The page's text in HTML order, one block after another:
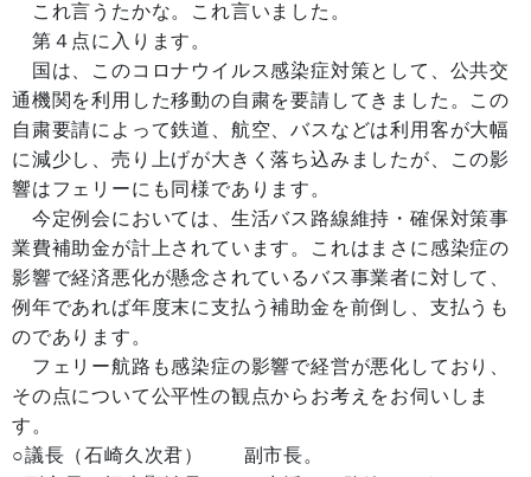
これ言うたかな。これ言いました。
第４点に入ります。
国は、このコロナウイルス感染症対策として、公共交
通機関を利用した移動の自粛を要請してきました。この
自粛要請によって鉄道、航空、バスなどは利用客が大幅
に減少し、売り上げが大きく落ち込みましたが、この影
響はフェリーにも同様であります。
今定例会においては、生活バス路線維持・確保対策事
業費補助金が計上されています。これはまさに感染症の
影響で経済悪化が懸念されているバス事業者に対して、
例年であれば年度末に支払う補助金を前倒し、支払うも
のであります。
フェリー航路も感染症の影響で経営が悪化しており、
その点について公平性の観点からお考えをお伺いしま
す。
○議長（石崎久次君） 副市長。